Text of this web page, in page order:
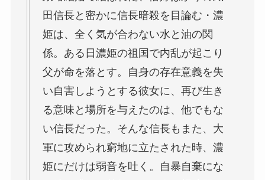
田信長と密かに信長暗殺を目論む・濃
姫は、全く気が合わない水と油の関
係。ある日濃姫の祖国で内乱が起こり
父が命を落とす。自身の存在意義を失
い自害しようとする彼女に、再び生き
る意味と場所を与えたのは、他でもな
い信長だった。そんな信長もまた、大
軍に攻められ窮地に立たされた時、濃
姫にだけは弱音を吐く。自暴自棄にな